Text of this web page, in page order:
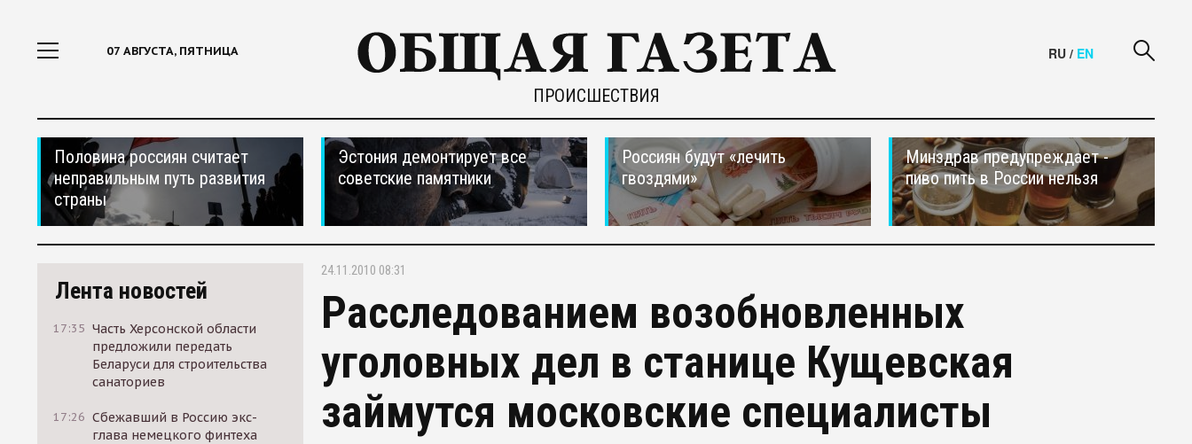
07 АВГУСТА, ПЯТНИЦА
ПРОИСШЕСТВИЯ
RU / EN
Половина россиян считает
неправильным путь развития
страны
Эстония демонтирует все
советские памятники
Россиян будут «лечить
гвоздями»
Минздрав предупреждает -
пиво пить в России нельзя
Лента новостей
17:35 Часть Херсонской области
предложили передать
Беларуси для строительства
санаториев
17:26 Сбежавший в Россию экс-
глава немецкого финтеха
24.11.2010 08:31
Расследованием возобновленных
уголовных дел в станице Кущевская
займутся московские специалисты